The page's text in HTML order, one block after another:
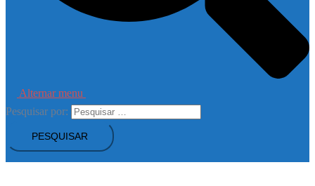
Alternar menu
Pesquisar por: